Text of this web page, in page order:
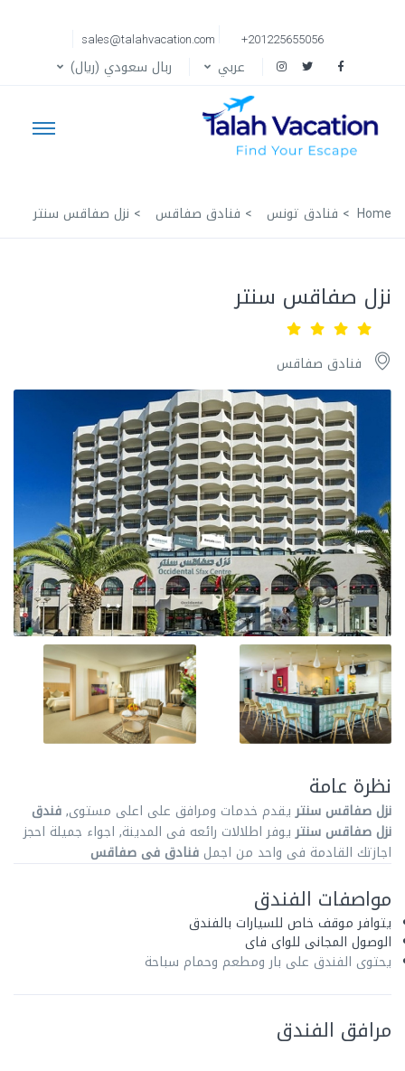
+201225655056
sales@talahvacation.com
عربي ربال سعودي (ريال)
Home فنادق تونس فنادق صفاقس نزل صفاقس سنتر
نزل صفاقس سنتر
فنادق صفاقس
نظرة عامة
نزل صفاقس سنتريقدم خدمات ومرافق على اعلى مستوى,فندق
نزل صفاقس سنتريوفر اطلالات رائعه فى المدينة, اجواء جميلة احجز
اجازتك القادمة فى واحد من اجملفنادق فى صفاقس
مواصفات الفندق
يتوافر موقف خاص للسيارات بالفندق
الوصول المجانى للواى فاى
يحتوى الفندق على بار ومطعم وحمام سباحة
مرافق الفندق